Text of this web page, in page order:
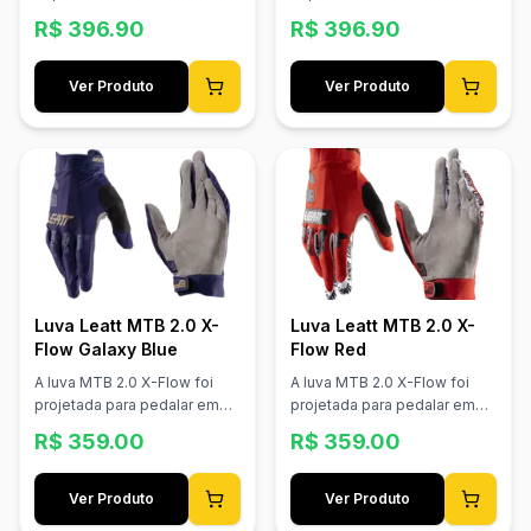
R$ 396.90
Ver Produto
R$ 396.90
Ver Produto
Luva Leatt MTB 2.0 X-
Flow Galaxy Blue
A luva MTB 2.0 X-Flow foi
projetada para pedalar em
climas quentes, oferecendo
máxima ventilação e a
sensibilidade que os
ciclistas precisam. O cabedal
em mesh X-Flow totalmente
R$ 359.00
Ver Produto
Luva Leatt MTB 2.0 X-
Flow Red
A luva MTB 2.0 X-Flow foi
projetada para pedalar em
climas quentes, oferecendo
máxima ventilação e a
sensibilidade que os
ciclistas precisam. O cabedal
em mesh X-Flow totalmente
R$ 359.00
Ver Produto